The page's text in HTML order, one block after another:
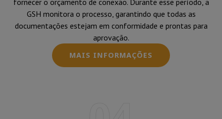
fornecer o orçamento de conexão. Durante esse período, a
GSH monitora o processo, garantindo que todas as
documentações estejam em conformidade e prontas para
aprovação.
MAIS INFORMAÇÕES